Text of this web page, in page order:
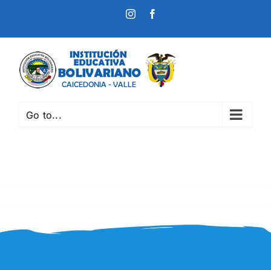
CustomInstagram
Go to...